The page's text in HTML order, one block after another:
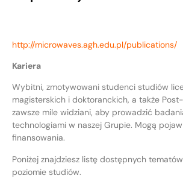
http://microwaves.agh.edu.pl/publications/
Kariera
Wybitni, zmotywowani studenci studiów
magisterskich i doktoranckich, a także
zawsze mile widziani, aby prowadzić
technologiami w naszej Grupie. Mogą
finansowania.
Poniżej znajdziesz listę dostępnych
poziomie studiów.